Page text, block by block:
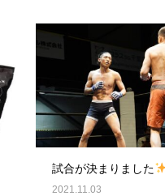
試合が決まりました
2021.11.03